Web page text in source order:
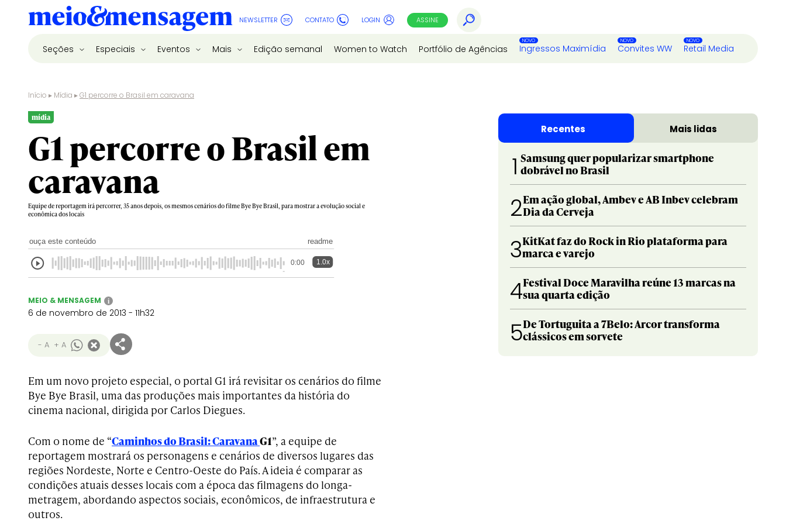
NEWSLETTER CONTATO LOGIN ASSINE
Seções Especiais Eventos Mais Edição semanal Women to Watch Portfólio de Agências Ingressos Maximídia Convites WW Retail Media
Início ▸ Mídia ▸G1 percorre o Brasil em caravana
mídia
G1 percorre o Brasil em
caravana
Equipe de reportagem irá percorrer, 35 anos depois, os mesmos cenários do filme Bye Bye Brasil, para mostrar a evolução social e
econômica dos locais
ouça este conteúdo readme
0:00 1.0x
MEIO & MENSAGEM i
6 de novembro de 2013 - 11h32
- A + A
Em um novo projeto especial, o portal G1 irá revisitar os cenários do filme
Bye Bye Brasil, uma das produções mais importantes da história do
cinema nacional, dirigida por Carlos Diegues.
Com o nome de “Caminhosdo Brasil: CaravanaG1”, a equipe de
reportagem mostrará os personagens e cenários de diversos lugares das
regiões Nordeste, Norte e Centro-Oeste do País. A ideia é comparar as
condições atuais desses locais com a época das filmagens do longa-
metragem, abordando aspectos sociais, econômicos, de infraestrutura e
outros.
Recentes Mais lidas
1 Samsung quer popularizar smartphone
dobrável no Brasil
2Em ação global, Ambev e AB Inbev celebram
Dia da Cerveja
3KitKat faz do Rock in Rio plataforma para
marca e varejo
4Festival Doce Maravilha reúne 13 marcas na
sua quarta edição
5De Tortuguita a 7Belo: Arcor transforma
clássicos em sorvete